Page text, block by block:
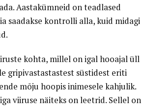
Aastakümneid on teadlased
saadakse kontrolli alla, kuid midagi
kohta, millel on igal hooajal üll
gripivastastastest süstidest eriti
mõju hoopis inimesele kahjulik.
viiruse näiteks on leetrid. Sellel on